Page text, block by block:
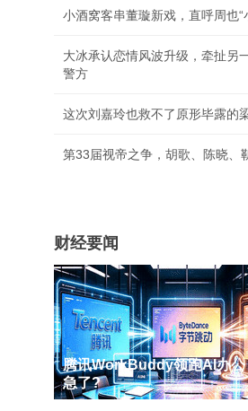
小酒窝客串董璇新戏，直呼周也“
大冰承认恋情风波升级，牵扯另
警方
这次刘嘉玲也救不了原形毕露的
第33届视帝之争，胡歌、陈晓、
财经要闻
腾讯WorkBuddy领跑AI办公
急了?